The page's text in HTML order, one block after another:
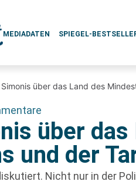
MEDIADATEN SPIEGEL-
über das Land des
über das
und der
Nicht nur in der